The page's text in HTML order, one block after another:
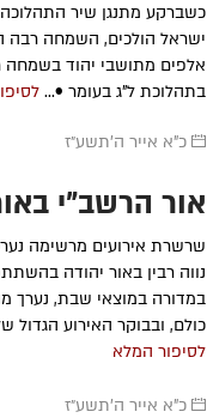
כשברקע מתנגן שיר התהלוכה
ישראל הולכים, השמחה רבה
אלפים מתושבי יהוד בשמחה
בתהלוכת ל"ג בעומר •...
כ"א אייר ה׳תשע״ז
אור הרשב"י
שרשרת אירועים מרשימה
נווה רבין באור יהודה
במדורה במוצאי שבת, נערך
כולם, ובבוקר האירוע הגדול
לסיפור המלא
כ"א אייר ה׳תשע״ז